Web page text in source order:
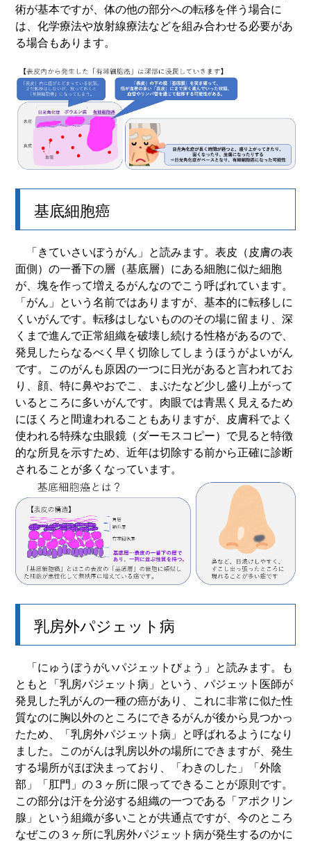
術が基本ですが、体の他の部分への転移を伴う場合に
は、化学療法や放射線療法などを組み合わせる必要があ
る場合もあります。
基底細胞癌
「きていさいぼうがん」と読みます。表皮（皮膚の表
面側）の一番下の層（基底層）にある細胞に似た細胞
が、塊を作って増えるがんなのでこう呼ばれています。
「がん」という名前ではありますが、基本的に転移しに
くいがんです。転移はしないもののその場に留まり、深
くまで進んで正常組織を破壊し続ける性格があるので、
発見したらなるべく早く切除してしまうほうがよいがん
です。このがんも原因の一つに日光があると言われてお
り、顔、特に鼻やおでこ、まぶたなど少し盛り上がって
いるところに多いがんです。肉眼では青黒く見えるため
にほくろと間違われることもありますが、皮膚科でよく
使われる特殊な虫眼鏡（ダーモスコピー）で見ると特徴
的な所見を示すため、近年は切除する前から正確に診断
されることが多くなっています。
乳房外パジェット病
「にゅうぼうがいパジェットびょう」と読みます。も
ともと「乳房パジェット病」という、パジェット医師が
発見した乳がんの一種の癌があり、これに非常に似た性
質なのに胸以外のところにできるがんが後から見つかっ
たため、「乳房外パジェット病」と呼ばれるようになり
ました。このがんは乳房以外の場所にできますが、発生
する場所がほぼ決まっており、「わきのした」「外陰
部」「肛門」の３ヶ所に限ってできることが原則です。
この部分は汗を分泌する組織の一つである「アポクリン
腺」という組織が多いことが共通点ですが、今のところ
なぜこの３ヶ所に乳房外パジェット病が発生するのかに